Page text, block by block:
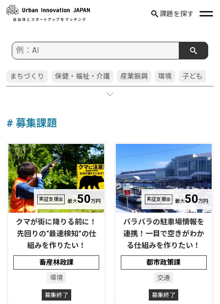
課題を探す
まちづくり 保健・福祉・介護 産業振興 環境
子ども
建設・土木
教育
健康・医療
健康
空き家 若者 フレイル ごみ
# 募集課題
実証支援金 最大50万円
クマが街に降りる前に！
先回りの“最速検知”の仕
組みを作りたい！
畜産林政課
環境
募集終了
実証支援金 最大50万円
バラバラの駐車場情報を
連携！一目で空きがわか
る仕組みを作りたい！
都市政策課
交通
募集終了